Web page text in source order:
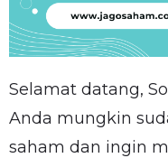
Selamat datang,
Anda mungkin
saham dan ingin